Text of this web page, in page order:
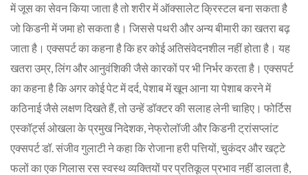
में जूस का सेवन किया जाता है तो शरीर में ऑक्सालेट क्रिस्टल बना सकता है
जो किडनी में जमा हो सकता है। जिससे पथरी और अन्य बीमारी का खतरा बढ़
जाता है। एक्सपर्ट का कहना है कि हर कोई अतिसंवेदनशील नहीं होता है। यह
खतरा उम्र, लिंग और आनुवंशिकी जैसे कारकों पर भी निर्भर करता है। एक्सपर्ट
का कहना है कि अगर कोई पेट में दर्द, पेशाब में खून आना या पेशाब करने में
कठिनाई जैसे लक्षण दिखते हैं, तो उन्हें डॉक्टर की सलाह लेनी चाहिए। फोर्टिस
एस्कॉर्ट्स ओखला के प्रमुख निदेशक, नेफ्रोलॉजी और किडनी ट्रांसप्लांट
एक्सपर्ट डॉ. संजीव गुलाटी ने कहा कि रोजाना हरी पत्तियों, चुकंदर और खट्टे
फलों का एक गिलास रस स्वस्थ व्यक्तियों पर प्रतिकूल प्रभाव नहीं डालता है,